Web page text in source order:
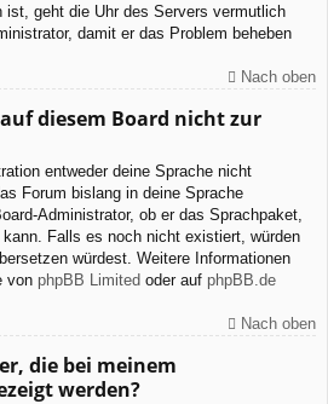
geht die Uhr des Servers vermutlich
damit er das Problem beheben
Nach oben
diesem Board nicht zur
entweder deine Sprache nicht
Forum bislang in deine Sprache
Administrator, ob er das Sprachpaket,
Falls es noch nicht existiert, würden
würdest. Weitere Informationen
von phpBB Limited oder auf phpBB.de
Nach oben
die bei meinem
werden?